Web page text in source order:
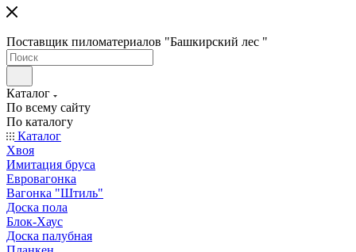
Поставщик пиломатериалов "Башкирский лес "
Каталог
По всему сайту
По каталогу
Каталог
Хвоя
Имитация бруса
Евровагонка
Вагонка "Штиль"
Доска пола
Блок-Хаус
Доска палубная